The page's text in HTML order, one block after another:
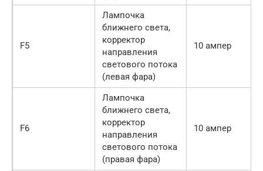
F5
Лампочка
ближнего света,
корректор
направления
светового потока
(левая фара)
10 ампер
F6
Лампочка
ближнего света,
корректор
направления
светового потока
(правая фара)
10 ампер